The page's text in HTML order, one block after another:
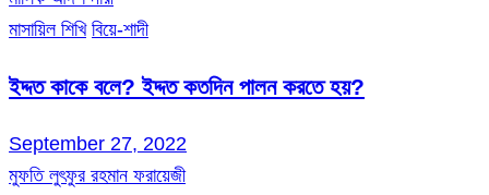
মাসায়িল শিখি বিয়ে-শাদী
ইদ্দত কাকে বলে? ইদ্দত কতদিন পালন করতে হয়?
September 27, 2022
মুফতি লুৎফুর রহমান ফরায়েজী